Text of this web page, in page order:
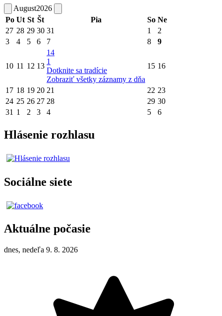
August2026
Po Ut St Št Pia So Ne
27 28 29 30 31 1
2
3
4 5 6 7 8 9
10 11 12 13
14
1
Dotknite sa tradície
Zobraziť všetky záznamy z dňa
15 16
17 18 19 20 21 22 23
24 25 26 27 28 29 30
31 1 2 3 4 5 6
Hlásenie rozhlasu
Sociálne siete
Aktuálne počasie
dnes, nedeľa 9. 8. 2026